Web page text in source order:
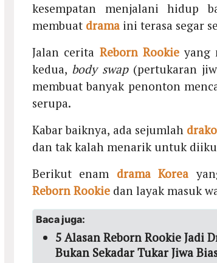
kesempatan menjalani hidup
membuat drama ini terasa segar
Jalan cerita Reborn Rookieyang
kedua, body swap(pertukaran
membuat banyak penonton
serupa.
Kabar baiknya, ada sejumlah
dan tak kalah menarik untuk
Berikut enam drama Korea
Reborn Rookie dan layak masuk
Baca juga:
5 Alasan Reborn Rookie Jadi
Bukan Sekadar Tukar Jiwa